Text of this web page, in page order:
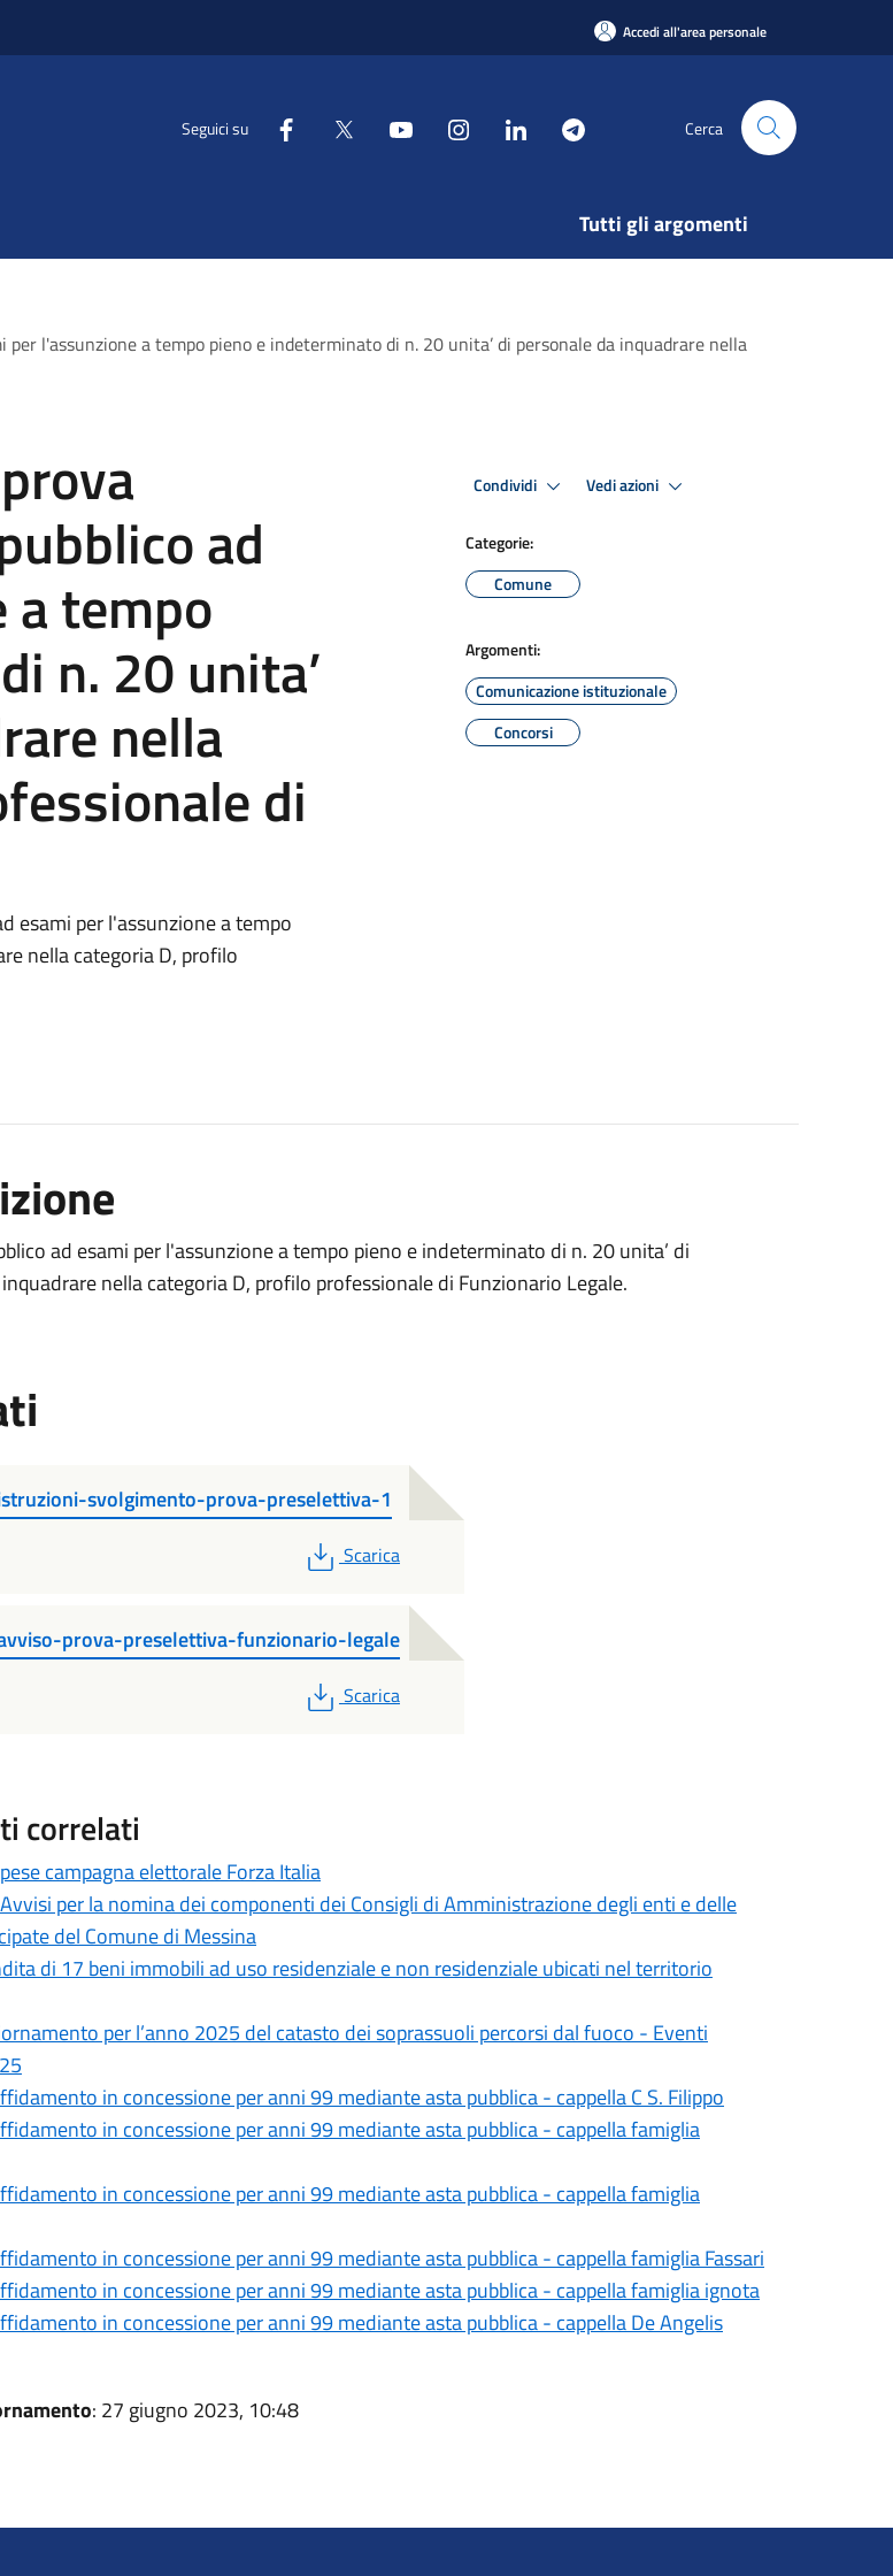
Accedi all'area personale
Seguici su Cerca
Tutti gli argomenti
l'assunzione a tempo pieno e indeterminato di n. 20 unita’ di personale da inquadrare nella
ad
a tempo
n. 20 unita’
nella
di
esami per l'assunzione a tempo
nella categoria D, profilo
Condividi Vedi azioni
Categorie:
Comune
Argomenti:
Comunicazione istituzionale
Concorsi
ad esami per l'assunzione a tempo pieno e indeterminato di n. 20 unita’ di
nella categoria D, profilo professionale di Funzionario Legale.
svolgimento-prova-preselettiva-1
PDF
Scarica
prova-preselettiva-funzionario-legale
PDF
Scarica
correlati
campagna elettorale Forza Italia
per la nomina dei componenti dei Consigli di Amministrazione degli enti e delle
del Comune di Messina
di 17 beni immobili ad uso residenziale e non residenziale ubicati nel territorio
per l’anno 2025 del catasto dei soprassuoli percorsi dal fuoco - Eventi
in concessione per anni 99 mediante asta pubblica - cappella C S. Filippo
in concessione per anni 99 mediante asta pubblica - cappella famiglia
in concessione per anni 99 mediante asta pubblica - cappella famiglia
in concessione per anni 99 mediante asta pubblica - cappella famiglia Fassari
in concessione per anni 99 mediante asta pubblica - cappella famiglia ignota
in concessione per anni 99 mediante asta pubblica - cappella De Angelis
: 27 giugno 2023, 10:48